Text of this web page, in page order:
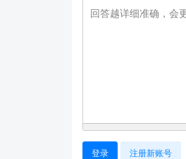
回答越详细准确，会
登录 注册新账号